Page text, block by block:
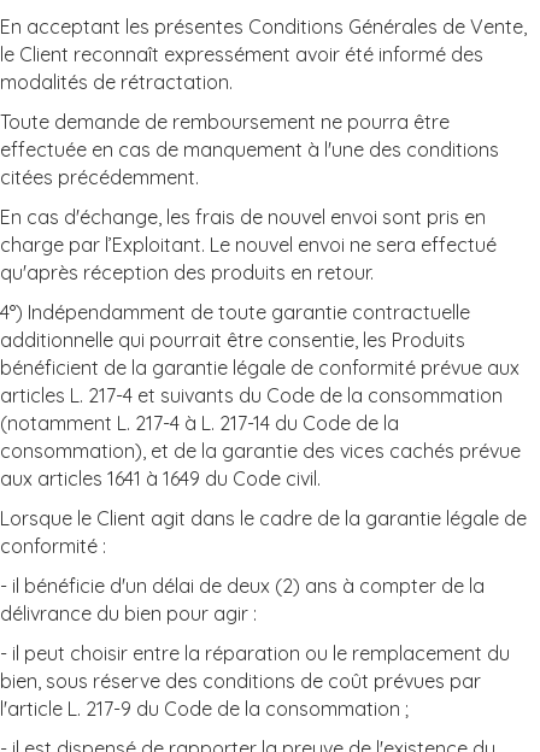
En acceptant les présentes Conditions Générales de Vente,
le Client reconnaît expressément avoir été informé des
modalités de rétractation.
Toute demande de remboursement ne pourra être
effectuée en cas de manquement à l'une des conditions
citées précédemment.
En cas d'échange, les frais de nouvel envoi sont pris en
charge par l’Exploitant. Le nouvel envoi ne sera effectué
qu'après réception des produits en retour.
4°) Indépendamment de toute garantie contractuelle
additionnelle qui pourrait être consentie, les Produits
bénéficient de la garantie légale de conformité prévue aux
articles L. 217-4 et suivants du Code de la consommation
(notamment L. 217-4 à L. 217-14 du Code de la
consommation), et de la garantie des vices cachés prévue
aux articles 1641 à 1649 du Code civil.
Lorsque le Client agit dans le cadre de la garantie légale de
conformité :
- il bénéficie d'un délai de deux (2) ans à compter de la
délivrance du bien pour agir :
- il peut choisir entre la réparation ou le remplacement du
bien, sous réserve des conditions de coût prévues par
l'article L. 217-9 du Code de la consommation ;